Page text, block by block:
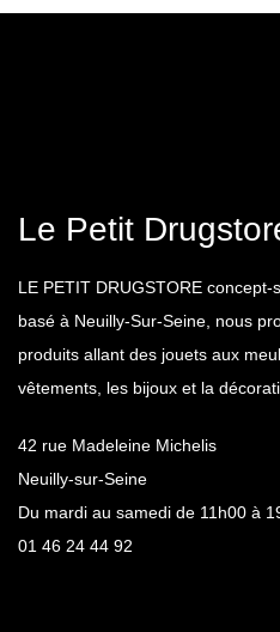
Le Petit
LE PETIT DRUGSTORE
basé à Neuilly-Sur-Seine, nous
produits allant des jouets aux
vêtements, les bijoux et la
42 rue Madeleine Michelis
Neuilly-sur-Seine
Du mardi au samedi de 11h00 à
01 46 24 44 92